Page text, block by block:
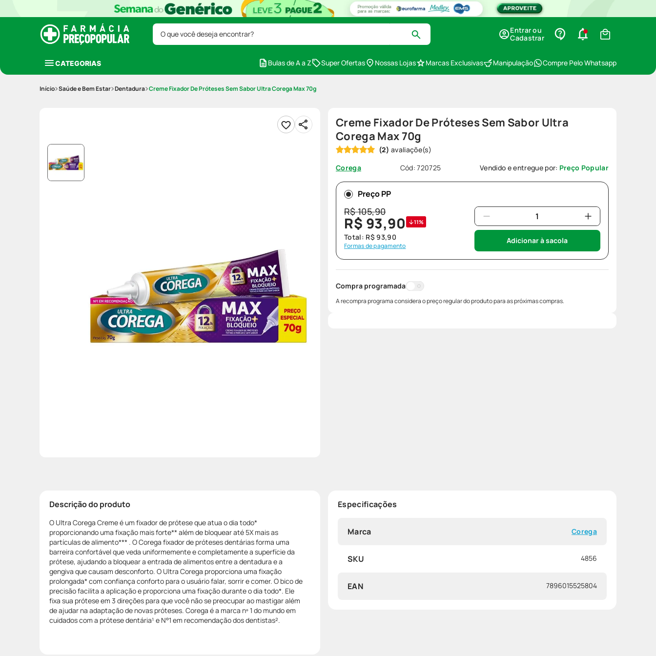
O que você deseja encontrar?
Entrar ou
Cadastrar
CATEGORIAS Bulas de A a Z Super Ofertas Nossas Lojas Marcas Exclusivas Manipulação Compre Pelo Whatsapp
Saúde e Bem Estar Dentadura Creme Fixador De Próteses Sem Sabor Ultra Corega Max 70g
Creme Fixador De Próteses Sem Sabor Ultra
Corega Max 70g
(2)
Corega
Cód:720725 Vendido e entregue por: Preço Popular
Preço PP
R$105,90
R$ 93,90 11%
Total: R$ 93,90
Formas de pagamento
Adicionar à sacola
Compra programada
A recompra programa considera o preço regular do produto para as próximas compras.
Descrição do produto
O Ultra Corega Creme é um fixador de prótese que atua o dia todo*
proporcionando uma fixação mais forte** além de bloquear até 5X mais as
partículas de alimento*** . O Corega fixador de próteses dentárias forma uma
barreira confortável que veda uniformemente e completamente a superfície da
prótese, ajudando a bloquear a entrada de alimentos entre a dentadura e a
gengiva que causam desconforto. O Ultra Corega proporciona uma fixação
prolongada* com confiança conforto para o usuário falar, sorrir e comer. O bico de
precisão facilita a aplicação e proporciona uma fixação durante o dia todo*. Ele
fixa sua prótese em 3 direções para que você não se preocupar ao mastigar além
de ajudar na adaptação de novas próteses. Corega é a marca nº 1 do mundo em
cuidados com a prótese dentária¹ e N°1 em recomendação dos dentistas².
Especificações
Marca Corega
SKU 4856
EAN 7896015525804